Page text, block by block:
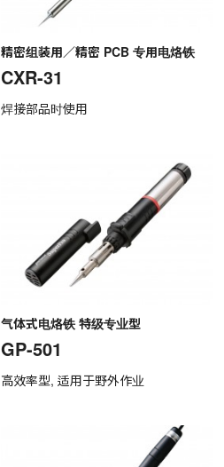
精密组装用／精密 PCB 专用电烙铁
CXR-31
焊接部品时使用
气体式电烙铁 特级专业型
GP-501
高效率型, 适用于野外作业